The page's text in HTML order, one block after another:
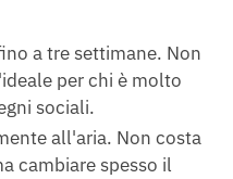
a tre settimane. Non
per chi è molto
sociali.
all'aria. Non costa
cambiare spesso il